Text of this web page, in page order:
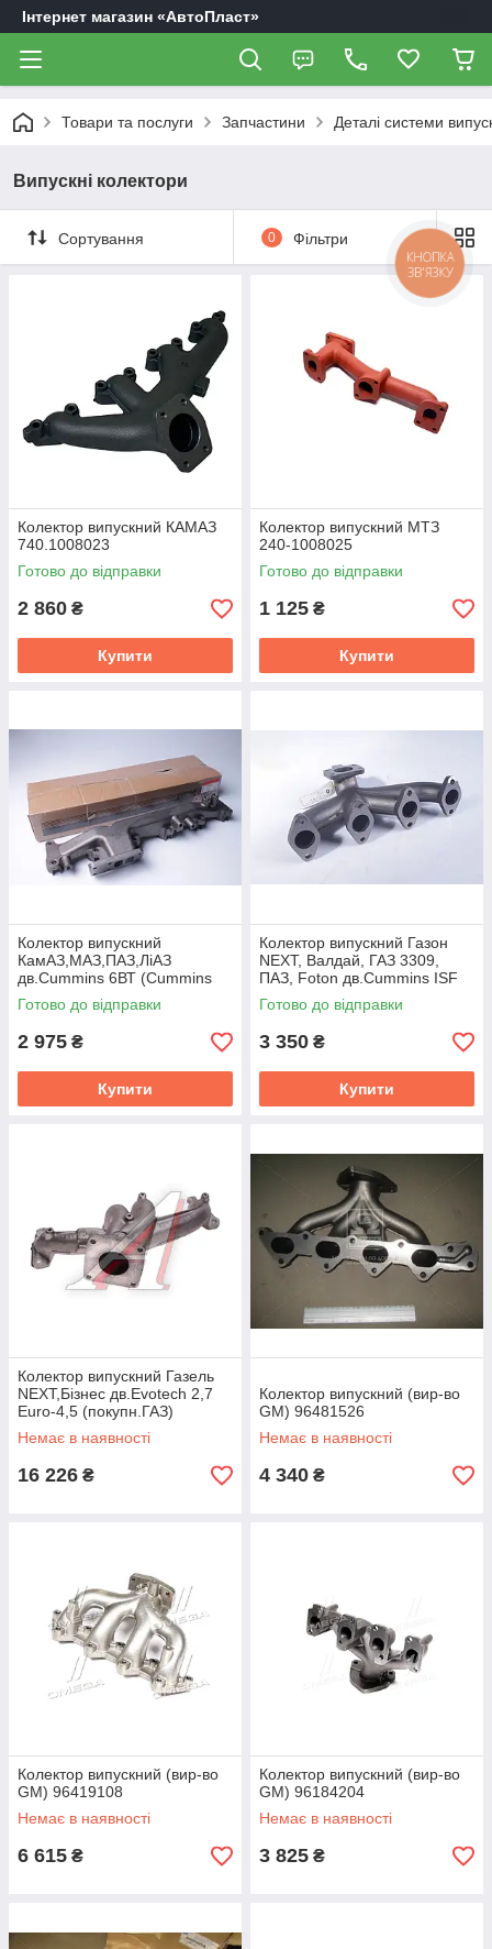
Інтернет магазин «АвтоПласт»
Товари та послуги Запчастини Деталі системи
Випускні колектори
Сортування 0 Фільтри
Колектор випускний КАМАЗ
740.1008023
Готово до відправки
2 860 ₴
Купити
Колектор випускний МТЗ
240-1008025
Готово до відправки
1 125 ₴
Купити
Колектор випускний
КамАЗ,МАЗ,ПАЗ,ЛiАЗ
дв.Cummins 6ВТ (Cummins
Investmen) 3931747,3901683
Готово до відправки
2 975 ₴
Купити
Колектор випускний Газон
NEXT, Валдай, ГАЗ 3309,
ПАЗ, Foton дв.Cummins ISF
3.8 Cummins Investmen
5263382
Готово до відправки
3 350 ₴
Купити
Колектор випускний Газель
NEXT,Бізнес дв.Evotech 2,7
Euro-4,5 (покупн.ГАЗ)
Немає в наявності
16 226 ₴
Колектор випускний (вир-во
GM) 96481526
Немає в наявності
4 340 ₴
Колектор випускний (вир-во
GM) 96419108
Немає в наявності
6 615 ₴
Колектор випускний (вир-во
GM) 96184204
Немає в наявності
3 825 ₴
КНОПКА
ЗВ'ЯЗКУ